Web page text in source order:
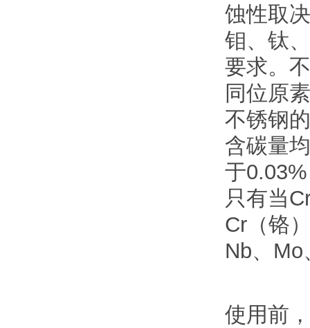
蚀性取
钼、钛
要求。
同位原
不锈钢
含碳量
于
只有当
Cr（铬
Nb、
使用前